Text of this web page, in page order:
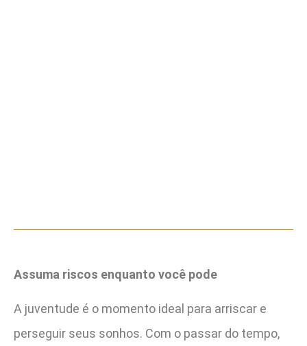
Assuma riscos enquanto você pode
A juventude é o momento ideal para arriscar e
perseguir seus sonhos. Com o passar do tempo,